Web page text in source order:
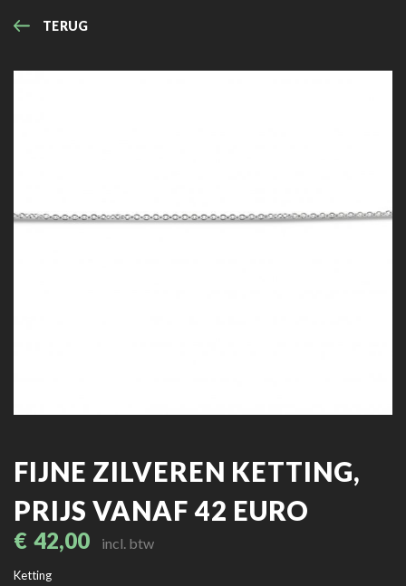
TERUG
FIJNE ZILVEREN KETTING,
PRIJS VANAF 42 EURO
€ 42,00 incl. btw
Ketting